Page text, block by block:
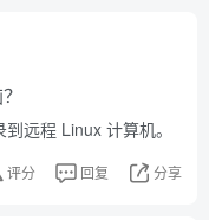
远程 Linux 计算机。
评分 回复 分享